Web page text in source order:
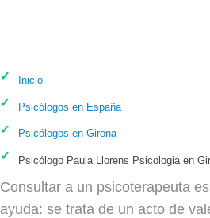
Inicio
Psicólogos en España
Psicólogos en Girona
Psicólogo Paula Llorens Psicologia en
Consultar a un psicoterapeuta
ayuda: se trata de un acto de